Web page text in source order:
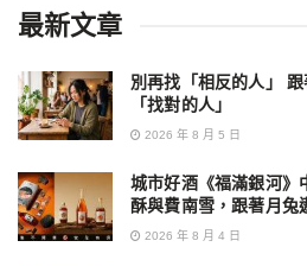
最新文章
別再找「相反的人」
「找對的人」
2026 年 8 月 5 日
城市好酒《福滿銀河》
酥與費南雪，跟著月兔
2026 年 8 月 4 日